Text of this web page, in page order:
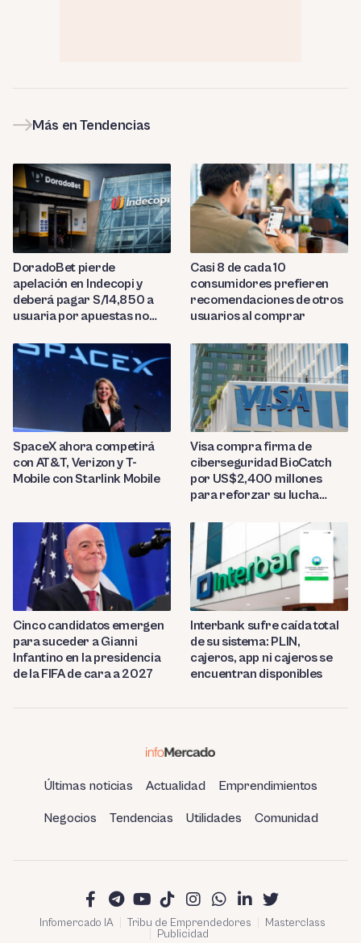
Más en Tendencias
DoradoBet pierde
apelación en Indecopi y
deberá pagar S/14,850 a
usuaria por apuestas no
Casi 8 de cada 10
consumidores prefieren
recomendaciones de otros
usuarios al comprar
SpaceX ahora competirá
con AT&T, Verizon y T-
Mobile con Starlink Mobile
Visa compra firma de
ciberseguridad BioCatch
por US$2,400 millones
para reforzar su lucha
Cinco candidatos emergen
para suceder a Gianni
Infantino en la presidencia
de la FIFA de cara a 2027
Interbank sufre caída total
de su sistema: PLIN,
cajeros, app ni cajeros se
encuentran disponibles
Últimas noticias Actualidad Emprendimientos
Negocios Tendencias Utilidades Comunidad
Infomercado IA Tribu de Emprendedores
Masterclass
Publicidad